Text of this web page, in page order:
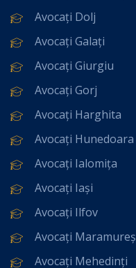
Avocați Dolj
Avocați Galați
Avocați Giurgiu
Avocați Gorj
Avocați Harghita
Avocați Hunedoara
Avocați Ialomița
Avocați Iași
Avocați Ilfov
Avocați Maramureș
Avocați Mehedinți